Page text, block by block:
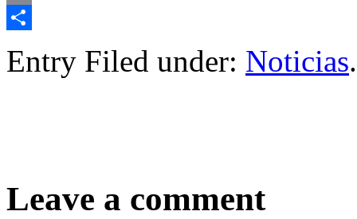
Email
Entry Filed under: Noticias
Leave a comment